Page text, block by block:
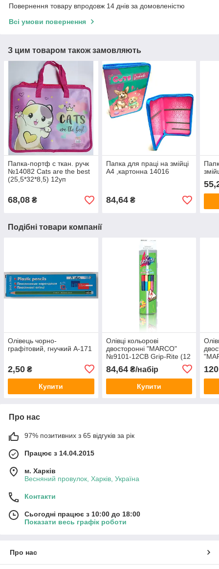
Повернення товару впродовж 14 днів за домовленістю
Всі умови повернення
З цим товаром також замовляють
Папка-портф с ткан. ручк
№14082 Cats are the best
(25,5*32*8,5) 12уп
68,08 ₴
Папка для праці на змійці
А4 ,картонна 14016
84,64₴
Подібні товари компанії
Олівець чорно-
графітовий, гнучкий А-171
2,50 ₴
Купити
Олівці кольорові
двосторонні "MARCO"
№9101-12CB Grip-Rite (12
84,64₴/набір
Купити
Про нас
97% позитивних з 65 відгуків за рік
Працює з 14.04.2015
м. Харків
Весняний провулок, Харків, Україна
Контакти
Сьогодні працює з 10:00 до 18:00
Показати весь графік роботи
Про нас